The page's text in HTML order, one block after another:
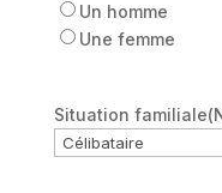
Un homme
Une femme
Situation familiale